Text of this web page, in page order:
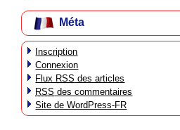
Méta
Inscription
Connexion
Flux RSS des articles
RSS des commentaires
Site de WordPress-FR